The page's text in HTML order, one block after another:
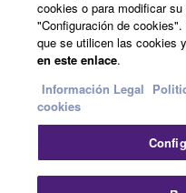
cookies o para modificar
"Configuración de
que se utilicen las cookies
en este enlace.
Información Legal
cookies